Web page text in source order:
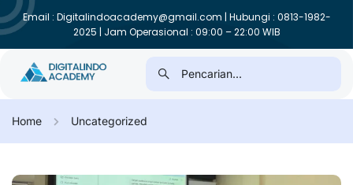
Email : Digitalindoacademy@gmail.com | Hubungi : 0813-1982-
2025 | Jam Operasional : 09:00 – 22:00 WIB
Home Uncategorized